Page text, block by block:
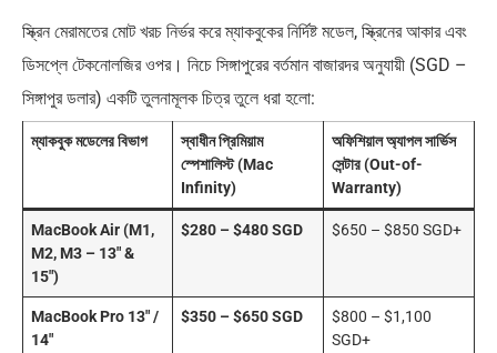
স্ক্রিন মেরামতের মোট খরচ নির্ভর করে ম্যাকবুকের নির্দিষ্ট মডেল, স্ক্রিনের আকার এবং
ডিসপ্লে টেকনোলজির ওপর। নিচে সিঙ্গাপুরের বর্তমান বাজারদর অনুযায়ী (SGD –
সিঙ্গাপুর ডলার) একটি তুলনামূলক চিত্র তুলে ধরা হলো:
ম্যাকবুক মডেলের বিভাগ
স্বাধীন প্রিমিয়াম
স্পেশালিস্ট (Mac
Infinity)
অফিশিয়াল অ্যাপল সার্ভিস
সেন্টার (Out-of-
Warranty)
MacBook Air (M1,
M2, M3 – 13″ &
15″)
$280 – $480 SGD $650 – $850 SGD+
MacBook Pro 13″ /
14″
$350 – $650 SGD
$800 – $1,100
SGD+